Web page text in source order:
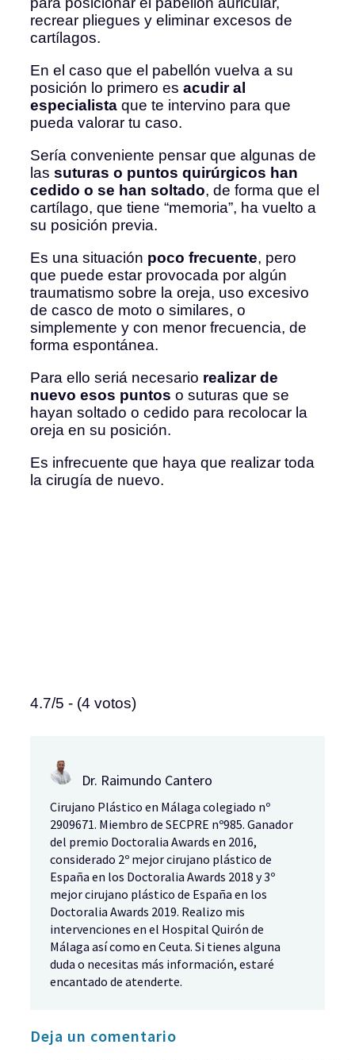
recrear pliegues y eliminar excesos de
cartílagos.
En el caso que el pabellón vuelva a su
posición lo primero es acudir al
especialista que te intervino para que
pueda valorar tu caso.
Sería conveniente pensar que algunas de
las suturas o puntos quirúrgicos han
cedido o se han soltado, de forma que el
cartílago, que tiene “memoria”, ha vuelto a
su posición previa.
Es una situación poco frecuente, pero
que puede estar provocada por algún
traumatismo sobre la oreja, uso excesivo
de casco de moto o similares, o
simplemente y con menor frecuencia, de
forma espontánea.
Para ello seriá necesario realizar de
nuevo esos puntos o suturas que se
hayan soltado o cedido para recolocar la
oreja en su posición.
Es infrecuente que haya que realizar toda
la cirugía de nuevo.
4.7/5 - (4 votos)
Dr. Raimundo Cantero
Cirujano Plástico en Málaga colegiado nº
2909671. Miembro de SECPRE nº985. Ganador
del premio Doctoralia Awards en 2016,
considerado 2º mejor cirujano plástico de
España en los Doctoralia Awards 2018 y 3º
mejor cirujano plástico de España en los
Doctoralia Awards 2019. Realizo mis
intervenciones en el Hospital Quirón de
Málaga así como en Ceuta. Si tienes alguna
duda o necesitas más información, estaré
encantado de atenderte.
Deja un comentario